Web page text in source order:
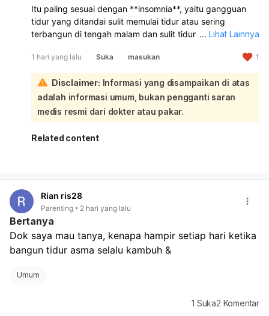
Itu paling sesuai dengan **insomnia**, yaitu gangguan
tidur yang ditandai sulit memulai tidur atau sering
terbangun di tengah malam dan sulit tidur kembali.
kafein, atau gangguan tidur lain seperti sleep apnea. Jika
berlangsung terus dan membuat Anda lelah, sebaiknya
periksa ke **dokter umum, spesialis tidur, atau
neurologi** untuk evaluasi dan penanganan.
... Lihat Lainnya
1 hari yang lalu Suka masukan 1
Disclaimer: Informasi yang disampaikan di atas
adalah informasi umum, bukan pengganti saran
medis resmi dari dokter atau pakar.
Related content
Rian ris28
Parenting 2 hari yang lalu
Bertanya
Dok saya mau tanya, kenapa hampir setiap hari ketika
bangun tidur asma selalu kambuh &
Umum
1 Suka2 Komentar